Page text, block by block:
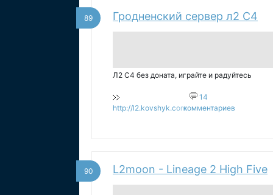
89 Гродненский сервер л2 C4
Л2 C4 без доната, играйте и радуйтесь
http://l2.kovshyk.com
14
комментариев
90 L2moon - Lineage 2 High Five